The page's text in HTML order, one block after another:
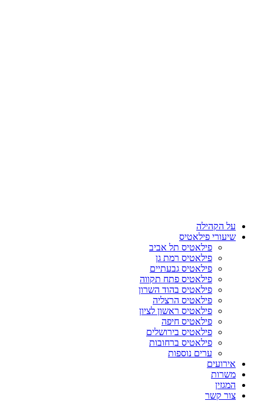
על הקהילה
שיעורי פילאטיס
פילאטיס תל אביב
פילאטיס רמת גן
פילאטיס גבעתיים
פילאטיס פתח תקווה
פילאטיס בהוד השרון
פילאטיס הרצליה
פילאטיס ראשון לציון
פילאטיס חיפה
פילאטיס בירושלים
פילאטיס ברחובות
ערים נוספות
אירועים
משרות
המגזין
צור קשר